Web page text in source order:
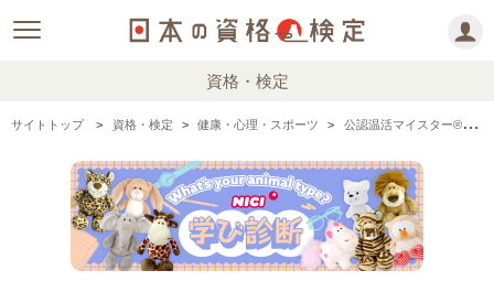
資格・検定
サイトトップ 資格・検定 健康・心理・スポーツ 公認温活マイスター®の情報まとめ